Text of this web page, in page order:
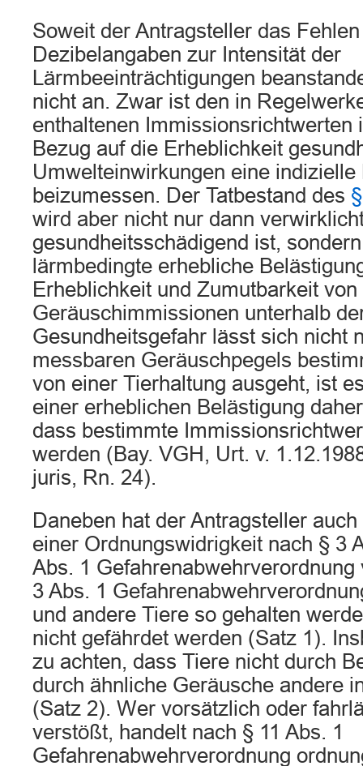
Soweit der Antragsteller das
Dezibelangaben zur Intensität der
Lärmbeeinträchtigungen
nicht an. Zwar ist den in
enthaltenen Immissionsrichtwerten
Bezug auf die Erheblichkeit
Umwelteinwirkungen eine indizielle
beizumessen. Der Tatbestand des
wird aber nicht nur dann
gesundheitsschädigend ist,
lärmbedingte erhebliche
Erheblichkeit und Zumutbarkeit von
Geräuschimmissionen unterhalb
Gesundheitsgefahr lässt sich nicht
messbaren Geräuschpegels
von einer Tierhaltung ausgeht, ist
einer erheblichen Belästigung
dass bestimmte
werden (Bay. VGH, Urt. v.
juris, Rn. 24).
Daneben hat der Antragsteller
einer Ordnungswidrigkeit nach § 3
Abs. 1
3 Abs. 1
und andere Tiere so gehalten
nicht gefährdet werden (Satz 1).
zu achten, dass Tiere nicht durch
durch ähnliche Geräusche andere
(Satz 2). Wer vorsätzlich oder
verstößt, handelt nach § 11 Abs. 1
Gefahrenabwehrverordnung